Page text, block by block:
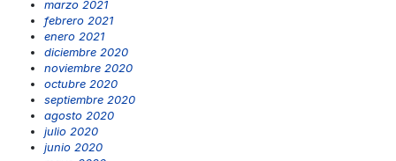
marzo 2021
febrero 2021
enero 2021
diciembre 2020
noviembre 2020
octubre 2020
septiembre 2020
agosto 2020
julio 2020
junio 2020